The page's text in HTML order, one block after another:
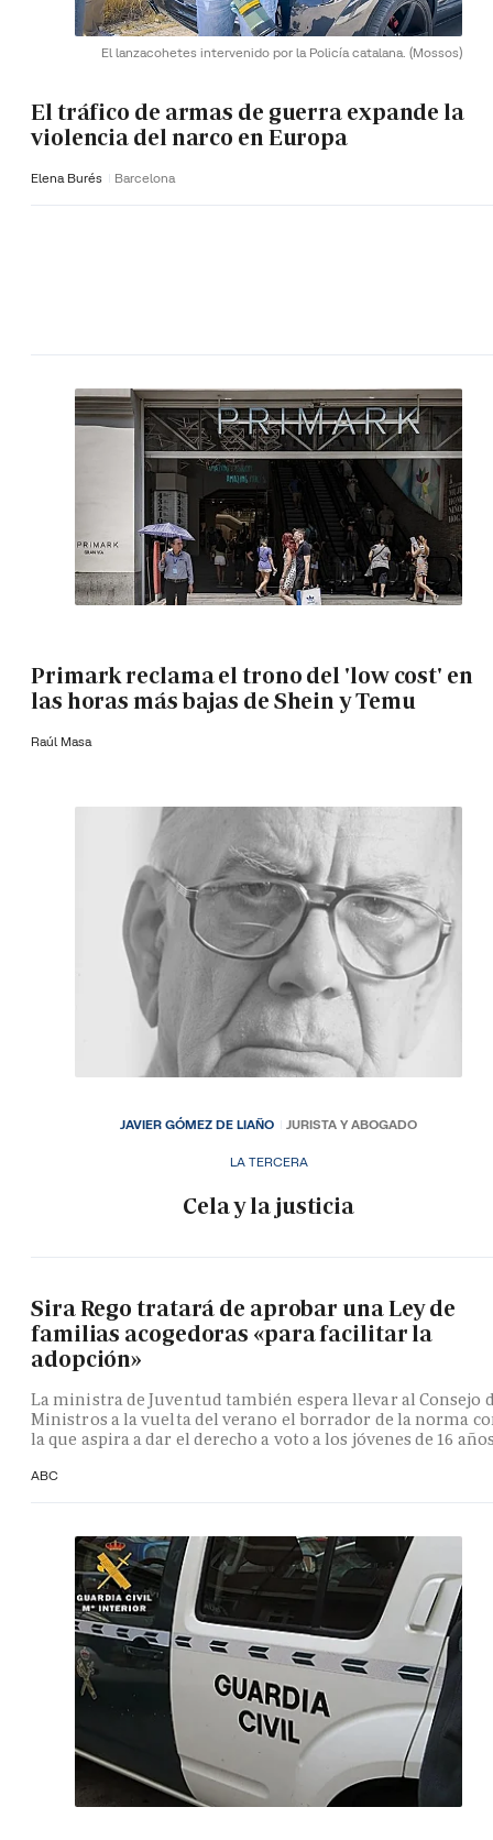
El lanzacohetes intervenido por la Policía catalana. (Mossos)
El tráfico de armas de guerra expande la
violencia del narco en Europa
Elena Burés Barcelona
Primark reclama el trono del 'low cost' en
las horas más bajas de Shein y Temu
Raúl Masa
LA TERCERA
Cela y la justicia
JAVIER GÓMEZ DE LIAÑO JURISTA Y ABOGADO
Sira Rego tratará de aprobar una Ley de
familias acogedoras «para facilitar la
adopción»
La ministra de Juventud también espera llevar al Consejo
Ministros a la vuelta del verano el borrador de la norma
la que aspira a dar el derecho a voto a los jóvenes de 16
ABC